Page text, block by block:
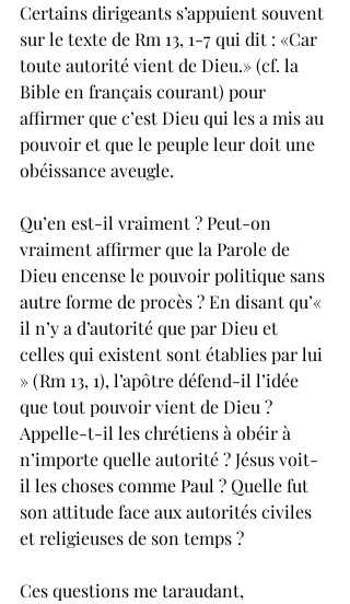
Certains dirigeants s’appuient souvent
sur le texte de Rm 13, 1-7 qui dit : «Car
toute autorité vient de Dieu.» (cf. la
Bible en français courant) pour
affirmer que c’est Dieu qui les a mis au
pouvoir et que le peuple leur doit une
obéissance aveugle.
Qu’en est-il vraiment ? Peut-on
vraiment affirmer que la Parole de
Dieu encense le pouvoir politique sans
autre forme de procès ? En disant qu’«
il n’y a d’autorité que par Dieu et
celles qui existent sont établies par lui
» (Rm 13, 1), l’apôtre défend-il l’idée
que tout pouvoir vient de Dieu ?
Appelle-t-il les chrétiens à obéir à
n’importe quelle autorité ? Jésus voit-
il les choses comme Paul ? Quelle fut
son attitude face aux autorités civiles
et religieuses de son temps ?
Ces questions me taraudant,